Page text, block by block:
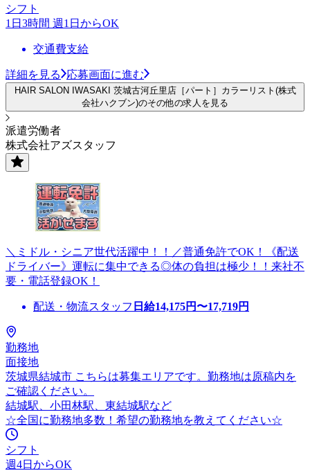
シフト
1日3時間 週1日からOK
交通費支給
詳細を見る 応募画面に進む
HAIR SALON IWASAKI 茨城古河丘里店［パート］カラーリスト(株式
会社ハクブン)のその他の求人を見る
派遣労働者
株式会社アズスタッフ
＼ミドル・シニア世代活躍中！！／普通免許でOK！《配送
ドライバー》運転に集中できる◎体の負担は極少！！来社不
要・電話登録OK！
配送・物流スタッフ 日給14,175円〜17,719円
勤務地
面接地
茨城県結城市 こちらは募集エリアです。勤務地は原稿内を
ご確認ください。
結城駅、小田林駅、東結城駅など
☆全国に勤務地多数！希望の勤務地を教えてください☆
シフト
週4日からOK